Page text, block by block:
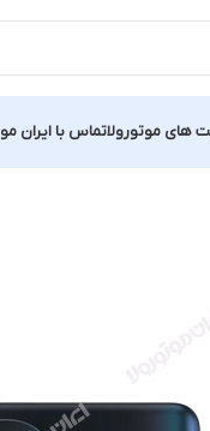
های موتورولاتماس با ایران